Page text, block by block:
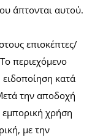
άπτονται αυτού.
επισκέπτες/
περιεχόμενο
ειδοποίηση κατά
την αποδοχή
χρήση
με την